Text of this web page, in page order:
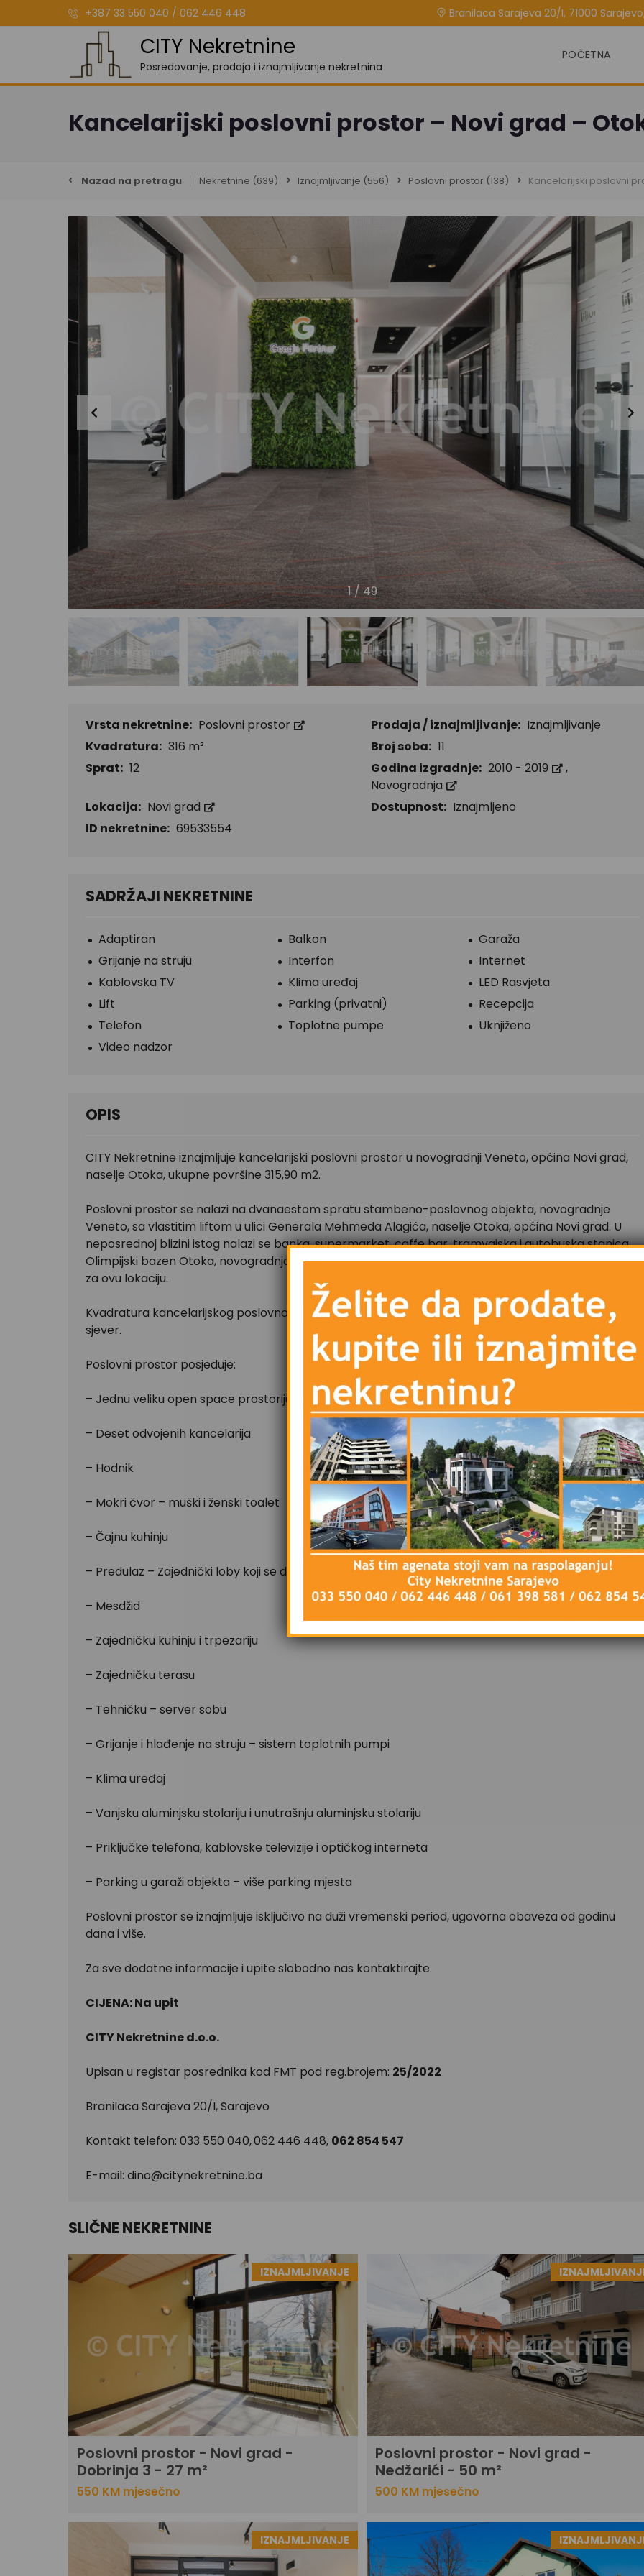
+387 33 550 040 / 062 446 448 Branilaca Sarajeva 20/I, 71000
CITY Nekretnine
Posredovanje, prodaja i iznajmljivanje nekretnina
POČETNA
Kancelarijski poslovni prostor – Novi grad –
Nazad na pretragu Nekretnine (639) Iznajmljivanje (556) Poslovni prostor (138) Kancelarijski poslovni
1/49
Vrsta nekretnine: Poslovni prostor Prodaja / iznajmljivanje: Iznajmljivanje
Kvadratura: 316 m² Broj soba: 11
Sprat: 12 Godina izgradnje: 2010 - 2019
,
Novogradnja
Lokacija: Novi grad Dostupnost: Iznajmljeno
ID nekretnine: 69533554
SADRŽAJI NEKRETNINE
Adaptiran Balkon
Garaža
Grijanje na struju
Interfon
Internet
Kablovska TV
Klima uređaj
LED Rasvjeta
Lift
Parking (privatni)
Recepcija
Telefon
Toplotne pumpe
Uknjiženo
Video nadzor
OPIS
CITY Nekretnine iznajmljuje kancelarijski poslovni prostor u novogradnji Veneto, općina Novi grad,
naselje Otoka, ukupne površine 315,90 m2.
Poslovni prostor se nalazi na dvanaestom spratu stambeno-poslovnog objekta, novogradnje
Veneto, sa vlastitim liftom u ulici Generala Mehmeda Alagića, naselje Otoka, općina Novi grad. U
neposrednoj blizini istog nalazi se banka, supermarket, caffe bar, tramvajska i autobuska stanica,
Olimpijski bazen Otoka, novogradnja Avenija, kao i drugi mnogobrojni sadržaji koji su karakteristični
za ovu lokaciju.
Kvadratura kancelarijskog poslovnog prostora iznosi 315,90 m2, trostrane orjentacije jug – istok –
sjever.
Poslovni prostor posjeduje:
– Jednu veliku open space prostoriju sa otvorenim pogledom
– Deset odvojenih kancelarija
– Hodnik
– Mokri čvor – muški i ženski toalet
– Čajnu kuhinju
– Predulaz – Zajednički loby koji se dijeli sa drugim zakupcima
– Mesdžid
– Zajedničku kuhinju i trpezariju
– Zajedničku terasu
– Tehničku – server sobu
– Grijanje i hlađenje na struju – sistem toplotnih pumpi
– Klima uređaj
– Vanjsku aluminjsku stolariju i unutrašnju aluminjsku stolariju
– Priključke telefona, kablovske televizije i optičkog interneta
– Parking u garaži objekta – više parking mjesta
Poslovni prostor se iznajmljuje isključivo na duži vremenski period, ugovorna obaveza od godinu
dana i više.
Za sve dodatne informacije i upite slobodno nas kontaktirajte.
CIJENA: Na upit
CITY Nekretnine d.o.o.
Upisan u registar posrednika kod FMT pod reg.brojem: 25/2022
Branilaca Sarajeva 20/I, Sarajevo
Kontakt telefon: 033 550 040,062 446 448, 062 854 547
E-mail: dino@citynekretnine.ba
SLIČNE NEKRETNINE
IZNAJMLJIVANJE
Poslovni prostor - Novi grad -
Dobrinja 3 - 27 m²
550 KM mjesečno
Poslovni prostor - Novi grad -
Nedžarići - 50 m²
500 KM mjesečno
IZNAJMLJIVANJE